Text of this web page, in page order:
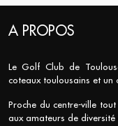
A PROPOS
Le Golf Club de
coteaux toulousains et un
Proche du centre-ville
aux amateurs de